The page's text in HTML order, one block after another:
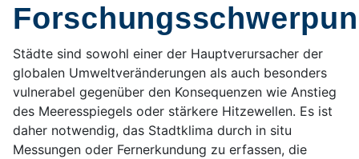
Städte sind sowohl einer der Hauptverursacher der
globalen Umweltveränderungen als auch besonders
vulnerabel gegenüber den Konsequenzen wie Anstieg
des Meeresspiegels oder stärkere Hitzewellen. Es ist
daher notwendig, das Stadtklima durch in situ
Messungen oder Fernerkundung zu erfassen, die